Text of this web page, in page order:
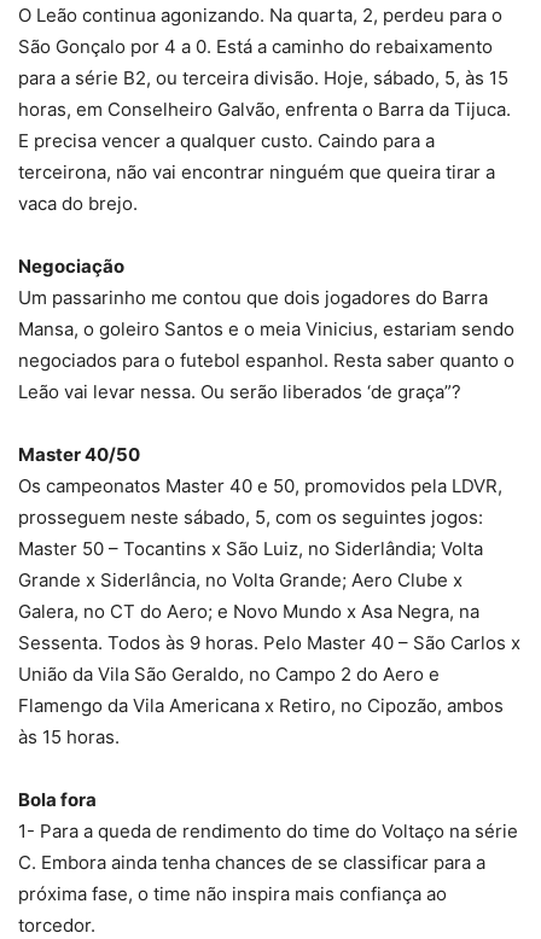
O Leão continua agonizando. Na quarta, 2, perdeu para o
São Gonçalo por 4 a 0. Está a caminho do rebaixamento
para a série B2, ou terceira divisão. Hoje, sábado, 5, às 15
horas, em Conselheiro Galvão, enfrenta o Barra da Tijuca.
E precisa vencer a qualquer custo. Caindo para a
terceirona, não vai encontrar ninguém que queira tirar a
vaca do brejo.
Negociação
Um passarinho me contou que dois jogadores do Barra
Mansa, o goleiro Santos e o meia Vinicius, estariam sendo
negociados para o futebol espanhol. Resta saber quanto o
Leão vai levar nessa. Ou serão liberados ‘de graça”?
Master 40/50
Os campeonatos Master 40 e 50, promovidos pela LDVR,
prosseguem neste sábado, 5, com os seguintes jogos:
Master 50 – Tocantins x São Luiz, no Siderlândia; Volta
Grande x Siderlância, no Volta Grande; Aero Clube x
Galera, no CT do Aero; e Novo Mundo x Asa Negra, na
Sessenta. Todos às 9 horas. Pelo Master 40 – São Carlos x
União da Vila São Geraldo, no Campo 2 do Aero e
Flamengo da Vila Americana x Retiro, no Cipozão, ambos
às 15 horas.
Bola fora
1- Para a queda de rendimento do time do Voltaço na série
C. Embora ainda tenha chances de se classificar para a
próxima fase, o time não inspira mais confiança ao
torcedor.